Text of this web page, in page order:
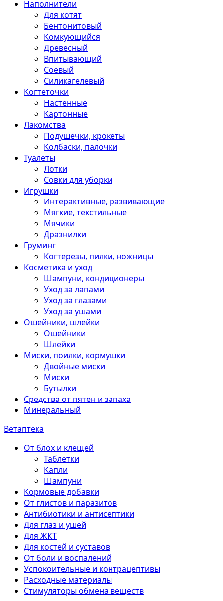
Наполнители
Для котят
Бентонитовый
Комкующийся
Древесный
Впитывающий
Соевый
Силикагелевый
Когтеточки
Настенные
Картонные
Лакомства
Подушечки, крокеты
Колбаски, палочки
Туалеты
Лотки
Совки для уборки
Игрушки
Интерактивные, развивающие
Мягкие, текстильные
Мячики
Дразнилки
Груминг
Когтерезы, пилки, ножницы
Косметика и уход
Шампуни, кондиционеры
Уход за лапами
Уход за глазами
Уход за ушами
Ошейники, шлейки
Ошейники
Шлейки
Миски, поилки, кормушки
Двойные миски
Миски
Бутылки
Средства от пятен и запаха
Минеральный
Ветаптека
От блох и клещей
Таблетки
Капли
Шампуни
Кормовые добавки
От глистов и паразитов
Антибиотики и антисептики
Для глаз и ушей
Для ЖКТ
Для костей и суставов
От боли и воспалений
Успокоительные и контрацептивы
Расходные материалы
Стимуляторы обмена веществ